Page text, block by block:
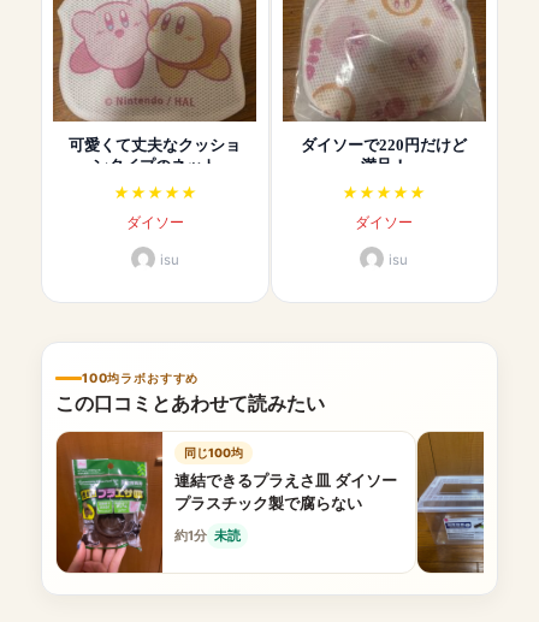
可愛くて丈夫なクッショ
ンタイプのネット
ダイソー
isu
ダイソーで220円だけど
満足！
ダイソー
isu
100均ラボおすすめ
この口コミとあわせて読みたい
同じ100均
連結できるプラえさ皿 ダイソー
プラスチック製で腐らない
約1分 未読